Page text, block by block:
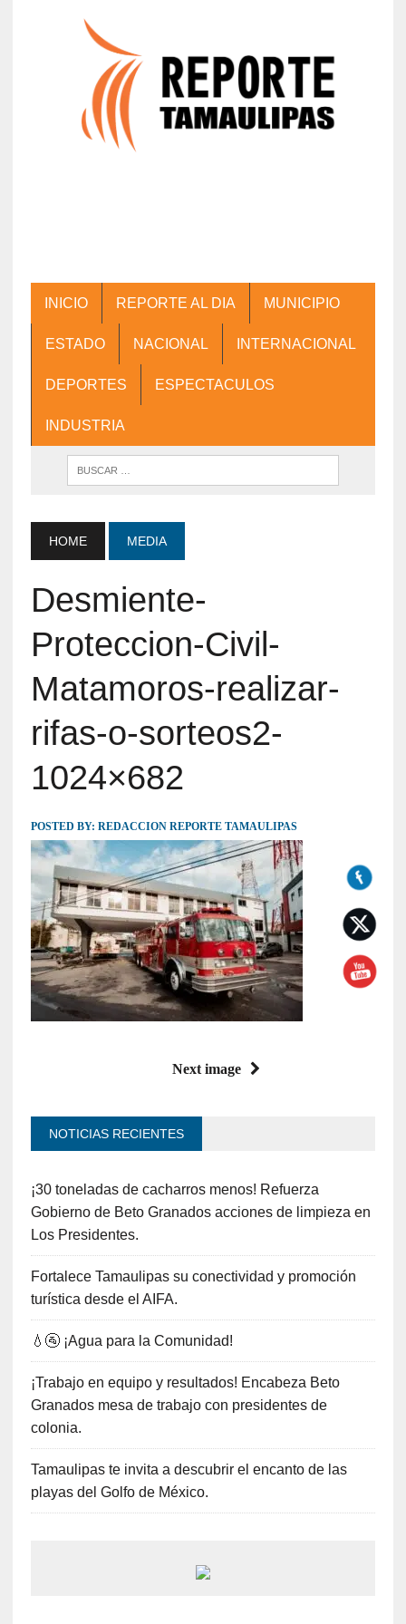
INICIO REPORTE AL DIA MUNICIPIO
ESTADO NACIONAL INTERNACIONAL
DEPORTES ESPECTACULOS
INDUSTRIA
HOME MEDIA
Desmiente-
Proteccion-Civil-
Matamoros-realizar-
rifas-o-sorteos2-
1024×682
POSTED BY: REDACCION REPORTE TAMAULIPAS
Next image
NOTICIAS RECIENTES
¡30 toneladas de cacharros menos! Refuerza
Gobierno de Beto Granados acciones de limpieza en
Los Presidentes.
Fortalece Tamaulipas su conectividad y promoción
turística desde el AIFA.
💧🚰 ¡Agua para la Comunidad!
¡Trabajo en equipo y resultados! Encabeza Beto
Granados mesa de trabajo con presidentes de
colonia.
Tamaulipas te invita a descubrir el encanto de las
playas del Golfo de México.